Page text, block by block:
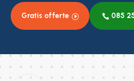
Gratis offerte 085